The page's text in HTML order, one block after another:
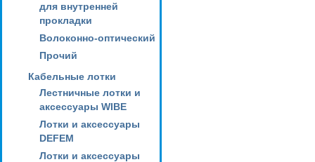
для внутренней
прокладки
Волоконно-оптический
Прочий
Кабельные лотки
Лестничные лотки и
аксессуары WIBE
Лотки и аксессуары
DEFEM
Лотки и аксессуары